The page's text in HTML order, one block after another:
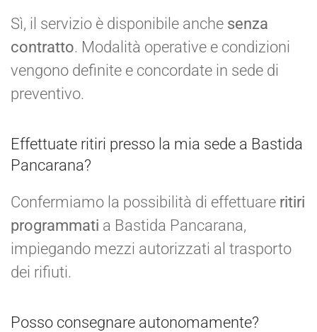
Sì, il servizio è disponibile anche senza
contratto. Modalità operative e condizioni
vengono definite e concordate in sede di
preventivo.
Effettuate ritiri presso la mia sede a Bastida
Pancarana?
Confermiamo la possibilità di effettuare ritiri
programmati a Bastida Pancarana,
impiegando mezzi autorizzati al trasporto
dei rifiuti.
Posso consegnare autonomamente?